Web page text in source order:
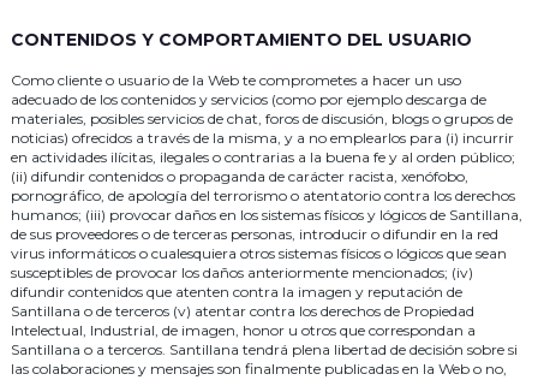
CONTENIDOS Y COMPORTAMIENTO DEL USUARIO
Como cliente o usuario de la Web te comprometes a hacer un uso
adecuado de los contenidos y servicios (como por ejemplo descarga de
materiales, posibles servicios de chat, foros de discusión, blogs o grupos de
noticias) ofrecidos a través de la misma, y a no emplearlos para (i) incurrir
en actividades ilícitas, ilegales o contrarias a la buena fe y al orden público;
(ii) difundir contenidos o propaganda de carácter racista, xenófobo,
pornográfico, de apología del terrorismo o atentatorio contra los derechos
humanos; (iii) provocar daños en los sistemas físicos y lógicos de Santillana,
de sus proveedores o de terceras personas, introducir o difundir en la red
virus informáticos o cualesquiera otros sistemas físicos o lógicos que sean
susceptibles de provocar los daños anteriormente mencionados; (iv)
difundir contenidos que atenten contra la imagen y reputación de
Santillana o de terceros (v) atentar contra los derechos de Propiedad
Intelectual, Industrial, de imagen, honor u otros que correspondan a
Santillana o a terceros. Santillana tendrá plena libertad de decisión sobre si
las colaboraciones y mensajes son finalmente publicadas en la Web o no,